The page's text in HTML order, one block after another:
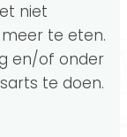
niet
te eten.
en/of onder
te doen.